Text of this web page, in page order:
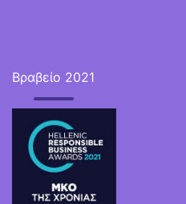
Βραβείο 2021